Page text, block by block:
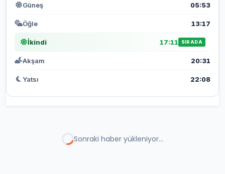
Güneş 05:53
Öğle 13:17
İkindi 17:11 SIRADA
Akşam 20:31
Yatsı 22:08